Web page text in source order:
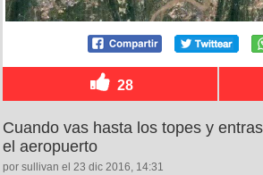
28
Cuando vas hasta los topes y
el aeropuerto
por sullivan el 23 dic 2016, 14:31